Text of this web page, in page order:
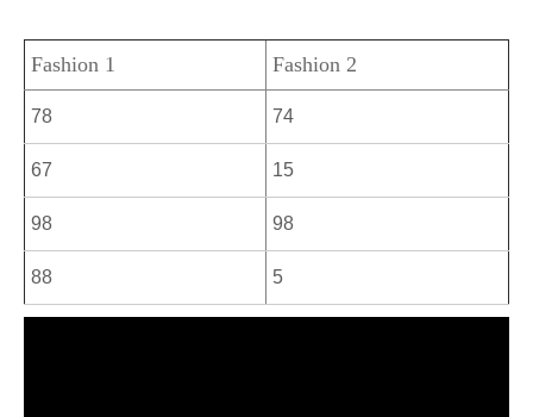
Fashion 1 Fashion 2
78 74
67 15
98 98
88 5